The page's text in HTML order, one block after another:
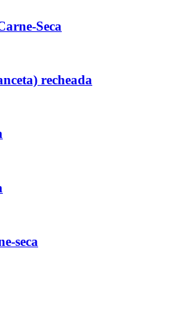
Seca
recheada
seca